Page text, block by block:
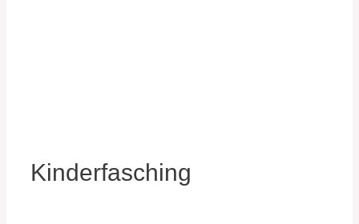
Kinderfasching